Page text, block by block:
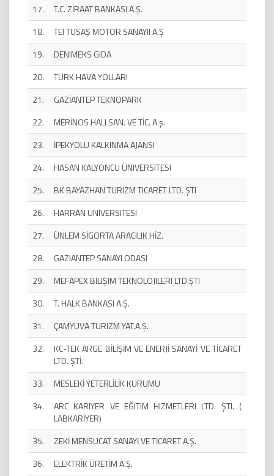
17.
T.C. ZİRAAT BANKASI A.Ş.
18.
TEI TUSAŞ MOTOR SANAYII A.Ş
19.
DENIMEKS GIDA
20.
TÜRK HAVA YOLLARI
21.
GAZİANTEP TEKNOPARK
22.
MERİNOS HALI SAN. VE TİC. A.ş.
23.
İPEKYOLU KALKINMA AJANSI
24.
HASAN KALYONCU ÜNIVERSITESI
25.
BK BAYAZHAN TURIZM TICARET LTD. ŞTI
26.
HARRAN ÜNIVERSITESI
27.
ÜNLEM SİGORTA ARACILIK HİZ.
28.
GAZIANTEP SANAYI ODASI
29.
MEFAPEX BILIŞIM TEKNOLOJILERI LTD.ŞTI
30.
T. HALK BANKASI A.Ş.
31.
ÇAMYUVA TURIZM YAT.A.Ş.
32.
KC-TEK ARGE BİLİŞİM VE ENERJİ SANAYİ VE TİCARET
LTD. ŞTİ.
33.
MESLEKİ YETERLİLİK KURUMU
34.
ARC KARIYER VE EĞITIM HIZMETLERI LTD. ŞTI. (
LABKARİYER)
35.
ZEKİ MENSUCAT SANAYİ VE TİCARET A.Ş.
36.
ELEKTRİK ÜRETİM A.Ş.